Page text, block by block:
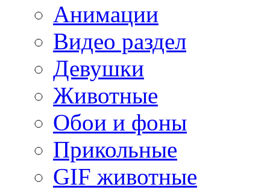
Анимации
Видео раздел
Девушки
Животные
Обои и фоны
Прикольные
GIF животные